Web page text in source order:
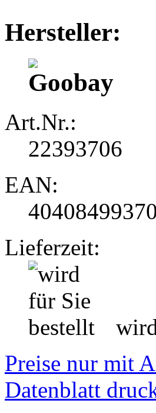
Hersteller:
Art.Nr.:
22393706
EAN:
Lieferzeit:
Preise nur mit
Datenblatt